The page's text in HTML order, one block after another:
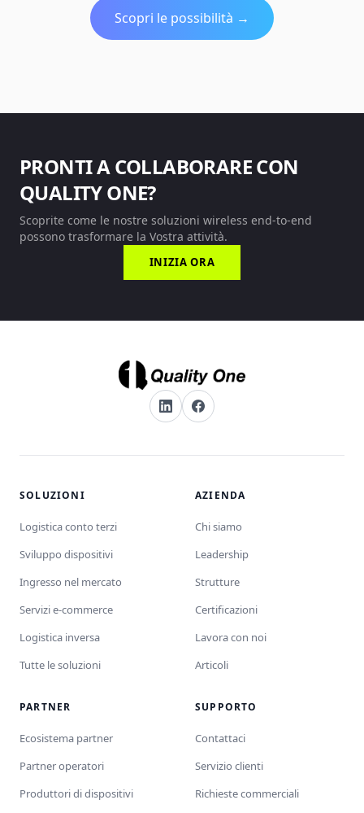
Scopri le possibilità →
PRONTI A COLLABORARE CON
QUALITY ONE?
Scoprite come le nostre soluzioni wireless end-to-end
possono trasformare la Vostra attività.
INIZIA ORA
SOLUZIONI
Logistica conto terzi
Sviluppo dispositivi
Ingresso nel mercato
Servizi e-commerce
Logistica inversa
Tutte le soluzioni
AZIENDA
Chi siamo
Leadership
Strutture
Certificazioni
Lavora con noi
Articoli
PARTNER
Ecosistema partner
Partner operatori
Produttori di dispositivi
SUPPORTO
Contattaci
Servizio clienti
Richieste commerciali